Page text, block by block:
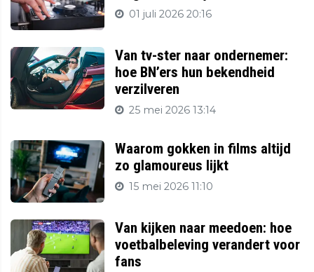
01 juli 2026 20:16
Van tv-ster naar ondernemer:
hoe BN’ers hun bekendheid
verzilveren
25 mei 2026 13:14
Waarom gokken in films altijd
zo glamoureus lijkt
15 mei 2026 11:10
Van kijken naar meedoen: hoe
voetbalbeleving verandert voor
fans